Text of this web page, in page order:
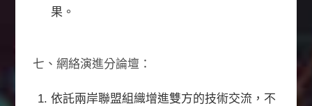
果。
七、網絡演進分論壇：
依託兩岸聯盟組織增進雙方的技術交流，不